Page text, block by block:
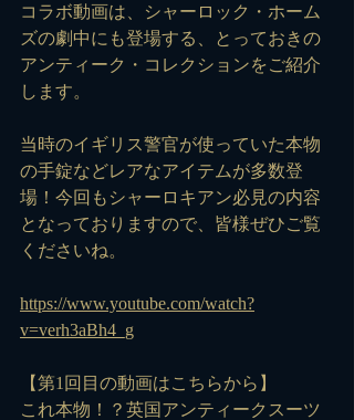
コラボ動画は、シャーロック・ホーム
ズの劇中にも登場する、とっておきの
アンティーク・コレクションをご紹介
します。
当時のイギリス警官が使っていた本物
の手錠などレアなアイテムが多数登
場！今回もシャーロキアン必見の内容
となっておりますので、皆様ぜひご覧
くださいね。
https://www.youtube.com/watch?
v=verh3aBh4_g
【第1回目の動画はこちらから】
これ本物！？英国アンティークスーツ